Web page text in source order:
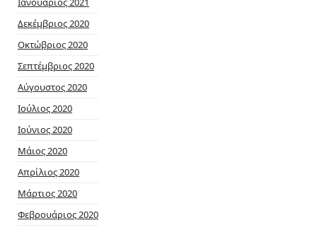
Δεκέμβριος 2020
Οκτώβριος 2020
Σεπτέμβριος 2020
Αύγουστος 2020
Ιούλιος 2020
Ιούνιος 2020
Μάιος 2020
Απρίλιος 2020
Μάρτιος 2020
Φεβρουάριος 2020